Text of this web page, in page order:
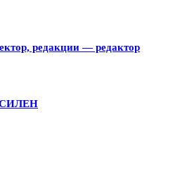
редакции — редактор